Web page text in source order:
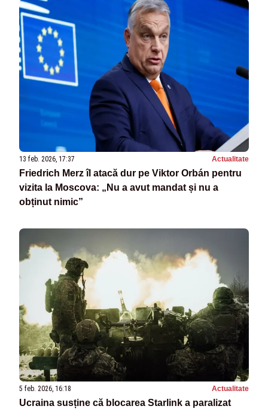
13 feb. 2026, 17:37 Actualitate
Friedrich Merz îl atacă dur pe Viktor Orbán pentru
vizita la Moscova: „Nu a avut mandat și nu a
obținut nimic”
5 feb. 2026, 16:18 Actualitate
Ucraina susține că blocarea Starlink a paralizat